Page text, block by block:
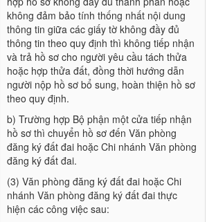
không đảm bảo tính thống nhất nội dung
thông tin giữa các giấy tờ không đầy đủ
thông tin theo quy định thì không tiếp nhận
và trả hồ sơ cho người yêu cầu tách thửa
hoặc hợp thửa đất, đồng thời hướng dẫn
người nộp hồ sơ bổ sung, hoàn thiện hồ sơ
theo quy định.
b) Trường hợp Bộ phận một cửa tiếp nhận
hồ sơ thì chuyển hồ sơ đến Văn phòng
đăng ký đất đai hoặc Chi nhánh Văn phòng
đăng ký đất đai.
(3) Văn phòng đăng ký đất đai hoặc Chi
nhánh Văn phòng đăng ký đất đai thực
hiện các công việc sau: